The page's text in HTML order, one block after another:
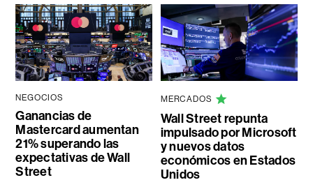
NEGOCIOS
Ganancias de
Mastercard aumentan
21% superando las
expectativas de Wall
Street
MERCADOS
Wall Street repunta
impulsado por Microsoft
y nuevos datos
económicos en Estados
Unidos